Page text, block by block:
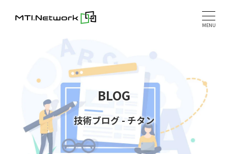
MENU
BLOG
技術ブログ - チタン